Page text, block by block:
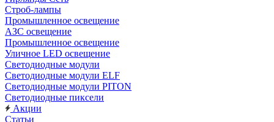
Строб-лампы
Промышленное освещение
АЗС освещение
Промышленное освещение
Уличное LED освещение
Светодиодные модули
Светодиодные модули ELF
Светодиодные модули PITON
Светодиодные пиксели
Акции
Статьи